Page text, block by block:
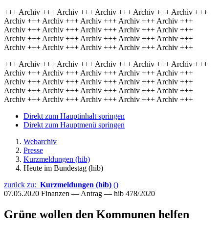
+++ Archiv +++ Archiv +++ Archiv +++ Archiv +++ Archiv +++
Archiv +++ Archiv +++ Archiv +++ Archiv +++ Archiv +++
Archiv +++ Archiv +++ Archiv +++ Archiv +++ Archiv +++
Archiv +++ Archiv +++ Archiv +++ Archiv +++ Archiv +++
Archiv +++ Archiv +++ Archiv +++ Archiv +++ Archiv +++
+++ Archiv +++ Archiv +++ Archiv +++ Archiv +++ Archiv +++
Archiv +++ Archiv +++ Archiv +++ Archiv +++ Archiv +++
Archiv +++ Archiv +++ Archiv +++ Archiv +++ Archiv +++
Archiv +++ Archiv +++ Archiv +++ Archiv +++ Archiv +++
Archiv +++ Archiv +++ Archiv +++ Archiv +++ Archiv +++
Direkt zum Hauptinhalt springen
Direkt zum Hauptmenü springen
Webarchiv
Presse
Kurzmeldungen (hib)
Heute im Bundestag (hib)
zurück zu: Kurzmeldungen (hib) ()
07.05.2020 Finanzen — Antrag — hib 478/2020
Grüne wollen den Kommunen helfen